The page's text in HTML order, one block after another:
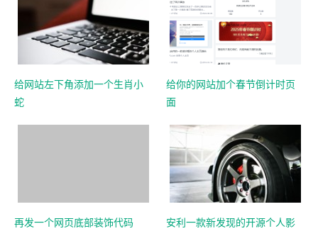
给网站左下角添加一个生肖小
蛇
给你的网站加个春节倒计时页
面
再发一个网页底部装饰代码
安利一款新发现的开源个人影